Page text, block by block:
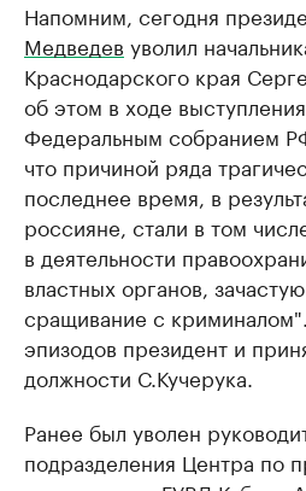
Напомним, сегодня
Медведев уволил
Краснодарского края
об этом в ходе
Федеральным собранием
что причиной ряда
последнее время, в
россияне, стали в том
в деятельности
властных органов,
сращивание с
эпизодов президент и
должности С.Кучерука.
Ранее был уволен
подразделения Центра по